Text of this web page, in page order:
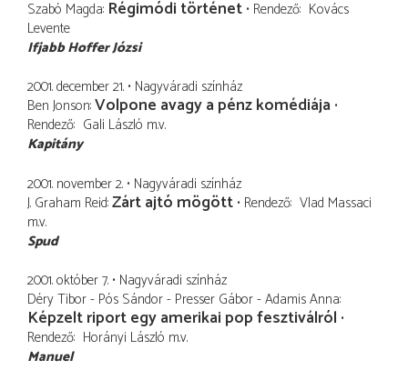
Szabó Magda Régimódi történet Rendező Kovács
Levente
Ifjabb Hoffer Józsi
2001. december 21. Nagyváradi színház
Ben Jonson Volpone avagy a pénz komédiája
Rendező Gali László m.v.
Kapitány
2001. november 2. Nagyváradi színház
J. Graham Reid Zárt ajtó mögött Rendező Vlad Massaci
m.v.
Spud
2001. október 7. Nagyváradi színház
Déry Tibor - Pós Sándor - Presser Gábor - Adamis Anna
Képzelt riport egy amerikai pop fesztiválról
Rendező Horányi László m.v.
Manuel